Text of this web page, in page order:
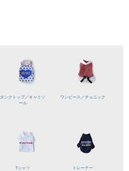
タンクトップ／キャミソ
ール
ワンピース／チュニック
Tシャツ トレーナー